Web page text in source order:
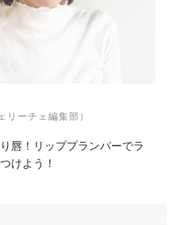
リーチェ編集部）
唇！リッププランパーでラ
けよう！